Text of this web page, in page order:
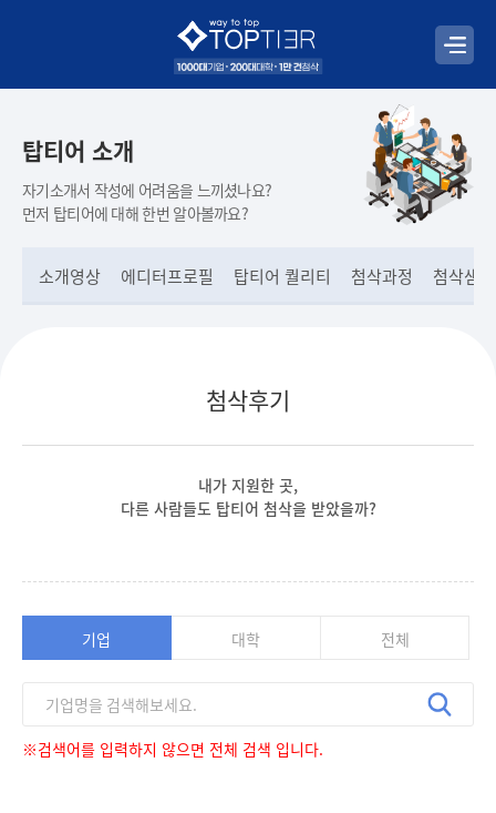
탑티어 소개
자기소개서 작성에 어려움을 느끼셨나요?
먼저 탑티어에 대해 한번 알아볼까요?
소개영상 에디터프로필 탑티어 퀄리티 첨삭과정 첨삭샘플
첨삭후기
내가 지원한 곳,
다른 사람들도 탑티어 첨삭을 받았을까?
기업 대학 전체
※검색어를 입력하지 않으면 전체 검색 입니다.